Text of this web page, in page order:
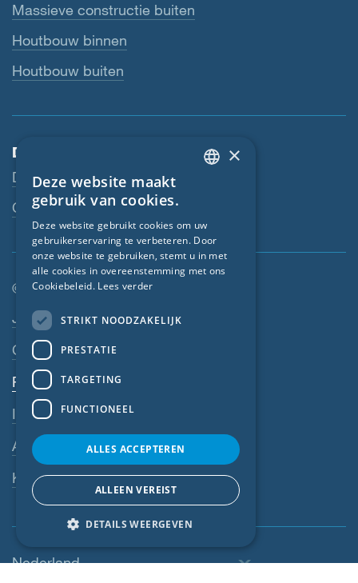
Massieve constructie buiten
Houtbouw binnen
Houtbouw buiten
Dienstverlening
Downloads
Contactpersoon
© SIGA 2026
Footer-navigatie
Jobs
Contact
Privacyverklaring
Impressum
AV
Klokkenluiderssysteem
Nederland
FRENCH
CZECH
NORWEGIAN
×
Deze website maakt
gebruik van cookies.
Deze website gebruikt cookies om uw
gebruikerservaring te verbeteren. Door
onze website te gebruiken, stemt u in met
alle cookies in overeenstemming met ons
Cookiebeleid. Lees verder
STRIKT NOODZAKELIJK
PRESTATIE
TARGETING
FUNCTIONEEL
ALLES ACCEPTEREN
ALLEEN VEREIST
DETAILS WEERGEVEN